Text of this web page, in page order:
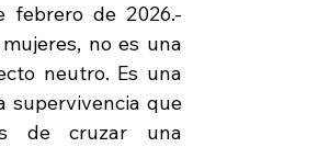
febrero de 2026.-
no es una
neutro. Es una
supervivencia que
de cruzar una